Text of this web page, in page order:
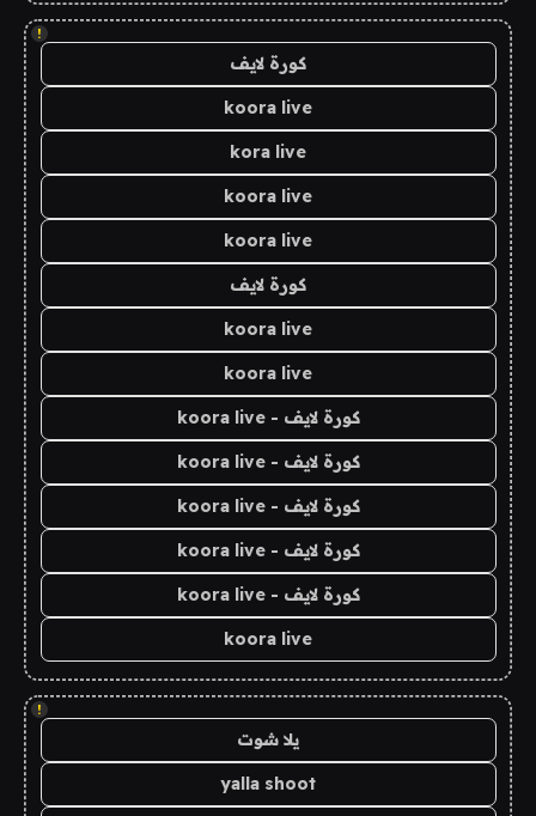
!
كورة لايف
koora live
kora live
koora live
koora live
كورة لايف
koora live
koora live
كورة لايف - koora live
كورة لايف - koora live
كورة لايف - koora live
كورة لايف - koora live
كورة لايف - koora live
koora live
!
يلا شوت
yalla shoot